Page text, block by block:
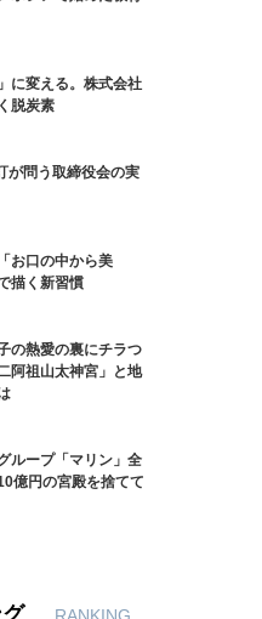
に変える。株式会社
脱炭素
が問う取締役会の実
お口の中から美
描く新習慣
の熱愛の裏にチラつ
阿祖山太神宮」と地
ループ「マリン」全
億円の宮殿を捨てて